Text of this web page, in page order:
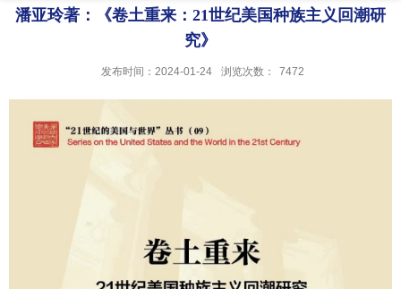
潘亚玲著：《卷土重来：21世纪美国种族主义回潮研
究》
发布时间：2024-01-24 浏览次数： 7472